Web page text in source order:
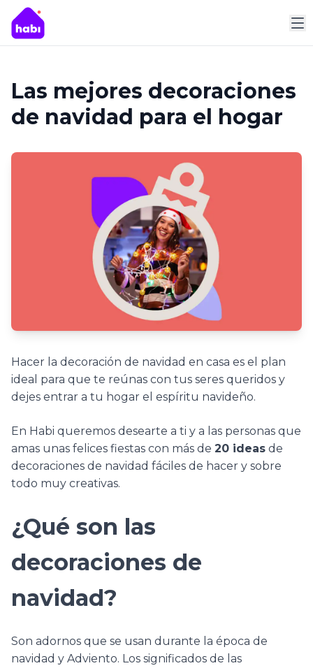
Las mejores decoraciones
de navidad para el hogar
Hacer la decoración de navidad en casa es el plan
ideal para que te reúnas con tus seres queridos y
dejes entrar a tu hogar el espíritu navideño.
En Habi queremos desearte a ti y a las personas que
amas unas felices fiestas con más de 20 ideas de
decoraciones de navidad fáciles de hacer y sobre
todo muy creativas.
¿Qué son las
decoraciones de
navidad?
Son adornos que se usan durante la época de
navidad y Adviento. Los significados de las